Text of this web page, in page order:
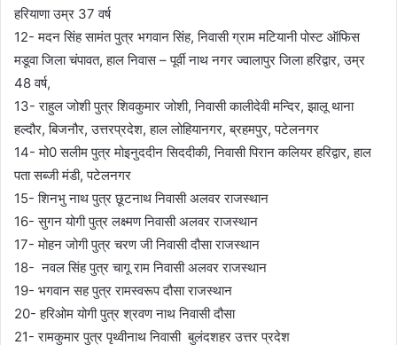
हरियाणा उम्र 37 वर्ष
12- मदन सिंह सामंत पुत्र भगवान सिंह, निवासी ग्राम मटियानी पोस्ट ऑफिस
मडूवा जिला चंपावत, हाल निवास – पूर्वी नाथ नगर ज्वालापुर जिला हरिद्वार, उम्र
48 वर्ष,
13- राहुल जोशी पुत्र शिवकुमार जोशी, निवासी कालीदेवी मन्दिर, झालू थाना
हल्दौर, बिजनौर, उत्तरप्रदेश, हाल लोहियानगर, ब्रहमपुर, पटेलनगर
14- मो0 सलीम पुत्र मोइनुददीन सिददीकी, निवासी पिरान कलियर हरिद्वार, हाल
पता सब्जी मंडी, पटेलनगर
15- शिनभु नाथ पुत्र छूटनाथ निवासी अलवर राजस्थान
16- सुगन योगी पुत्र लक्ष्मण निवासी अलवर राजस्थान
17- मोहन जोगी पुत्र चरण जी निवासी दौसा राजस्थान
18- नवल सिंह पुत्र चागू राम निवासी अलवर राजस्थान
19- भगवान सह पुत्र रामस्वरूप दौसा राजस्थान
20- हरिओम योगी पुत्र श्रवण नाथ निवासी दौसा
21- रामकुमार पुत्र पृथ्वीनाथ निवासी बुलंदशहर उत्तर प्रदेश